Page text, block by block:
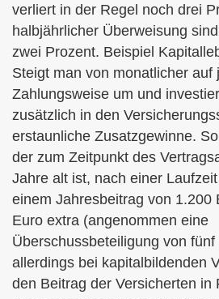
verliert in der Regel noch drei
halbjährlicher Überweisung
zwei Prozent. Beispiel
Steigt man von monatlicher auf
Zahlungsweise um und
zusätzlich in den
erstaunliche Zusatzgewinne.
der zum Zeitpunkt des
Jahre alt ist, nach einer
einem Jahresbeitrag von 1.200
Euro extra (angenommen eine
Überschussbeteiligung von
allerdings bei kapitalbildenden
den Beitrag der Versicherten in